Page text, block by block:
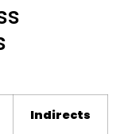
Indirects